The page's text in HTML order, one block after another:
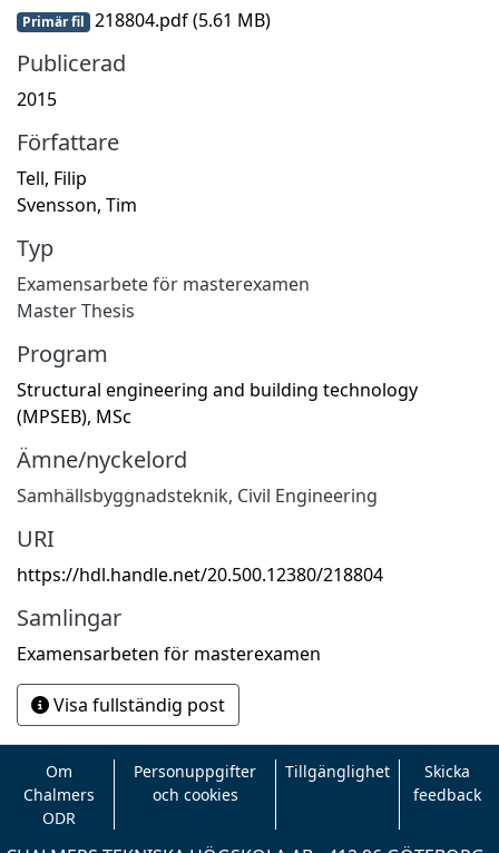
Primär fil 218804.pdf(5.61 MB)
Publicerad
2015
Författare
Tell, Filip
Svensson, Tim
Typ
Examensarbete för masterexamen
Master Thesis
Program
Structural engineering and building technology
(MPSEB), MSc
Ämne/nyckelord
Samhällsbyggnadsteknik, Civil Engineering
URI
https://hdl.handle.net/20.500.12380/218804
Samlingar
Examensarbeten för masterexamen
Visa fullständig post
Om
Chalmers
ODR
Personuppgifter
och cookies
Tillgänglighet
Skicka
feedback